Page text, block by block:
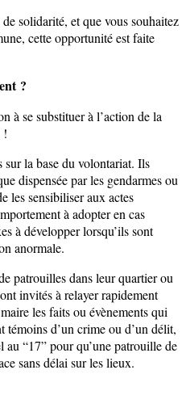
solidarité, et que vous souhaitez
cette opportunité est faite
?
à se substituer à l’action de la
!
sur la base du volontariat. Ils
dispensée par les gendarmes ou
les sensibiliser aux actes
à adopter en cas
à développer lorsqu’ils sont
anormale.
patrouilles dans leur quartier ou
invités à relayer rapidement
les faits ou évènements qui
témoins d’un crime ou d’un délit,
“17” pour qu’une patrouille de
sans délai sur les lieux.